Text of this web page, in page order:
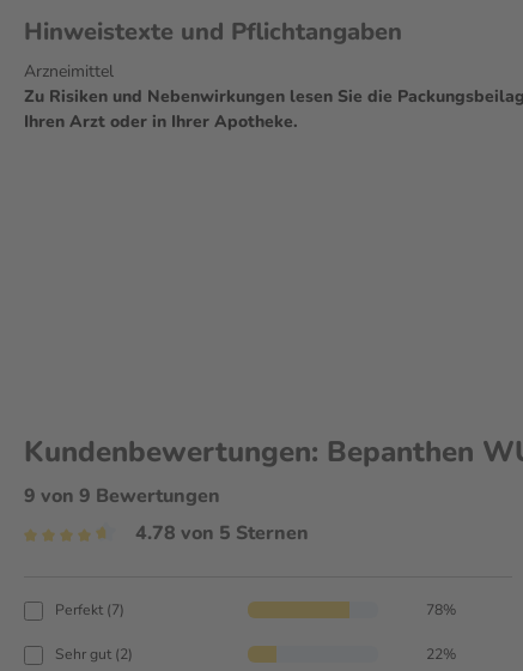
Hinweistexte und Pflichtangaben
Arzneimittel
Zu Risiken und Nebenwirkungen lesen Sie die
Ihren Arzt oder in Ihrer Apotheke.
Kundenbewertungen: Bepanthen
9 von 9 Bewertungen
4.78 von 5 Sternen
Perfekt (7) 78%
Sehr gut (2) 22%